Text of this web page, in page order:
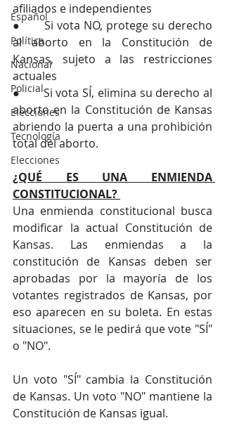
Español
Política
Nacional
Policial
Elecciones
Tecnología
Elecciones
afiliados e independientes
●       Si vota NO, protege su derecho
al aborto en la Constitución de
Kansas, sujeto a las restricciones
actuales
●       Si vota SÍ, elimina su derecho al
aborto en la Constitución de Kansas
abriendo la puerta a una prohibición
total del aborto.
¿QUÉ ES UNA ENMIENDA
CONSTITUCIONAL?
Una enmienda constitucional busca
modificar la actual Constitución de
Kansas. Las enmiendas a la
constitución de Kansas deben ser
aprobadas por la mayoría de los
votantes registrados de Kansas, por
eso aparecen en su boleta. En estas
situaciones, se le pedirá que vote "SÍ"
o "NO".
Un voto "SÍ" cambia la Constitución
de Kansas. Un voto "NO" mantiene la
Constitución de Kansas igual.